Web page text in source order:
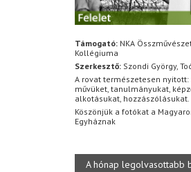
Támogató: NKA
Kollégiuma
Szerkesztő: Szondi György,
A rovat természetesen
művüket, tanulmányukat,
alkotásukat, hozzászólásukat.
Köszönjük a fotókat a
Egyháznak
A hónap legolvasottabb